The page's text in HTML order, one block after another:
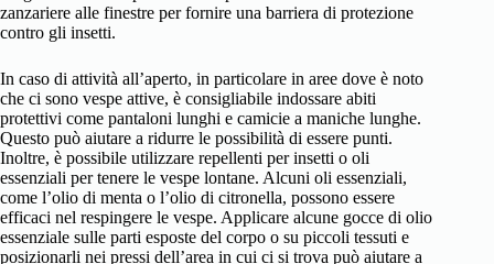
zanzariere alle finestre per fornire una barriera di protezione
contro gli insetti.
In caso di attività all’aperto, in particolare in aree dove è noto
che ci sono vespe attive, è consigliabile indossare abiti
protettivi come pantaloni lunghi e camicie a maniche lunghe.
Questo può aiutare a ridurre le possibilità di essere punti.
Inoltre, è possibile utilizzare repellenti per insetti o oli
essenziali per tenere le vespe lontane. Alcuni oli essenziali,
come l’olio di menta o l’olio di citronella, possono essere
efficaci nel respingere le vespe. Applicare alcune gocce di olio
essenziale sulle parti esposte del corpo o su piccoli tessuti e
posizionarli nei pressi dell’area in cui ci si trova può aiutare a